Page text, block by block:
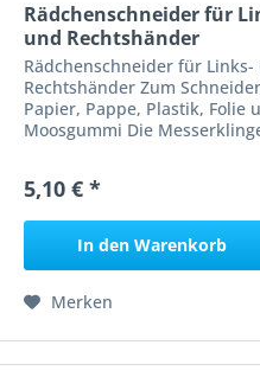
Rädchenschneider für
und Rechtshänder
Rädchenschneider für Links-
Rechtshänder Zum
Papier, Pappe, Plastik, Folie
Moosgummi Die
von Kindern aufbewahren
5,10 € *
In den Warenkorb
Merken